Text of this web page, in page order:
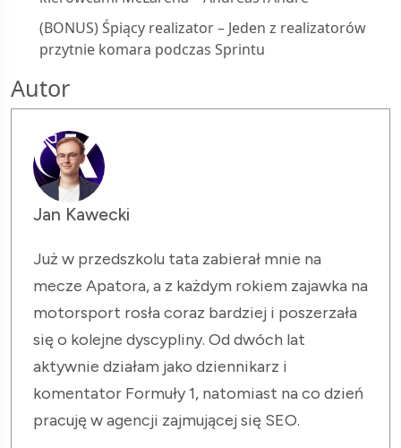
(BONUS) Śpiący realizator – Jeden z realizatorów
przytnie komara podczas Sprintu
Autor
Jan Kawecki
Już w przedszkolu tata zabierał mnie na
mecze Apatora, a z każdym rokiem zajawka na
motorsport rosła coraz bardziej i poszerzała
się o kolejne dyscypliny. Od dwóch lat
aktywnie działam jako dziennikarz i
komentator Formuły 1, natomiast na co dzień
pracuję w agencji zajmującej się SEO.